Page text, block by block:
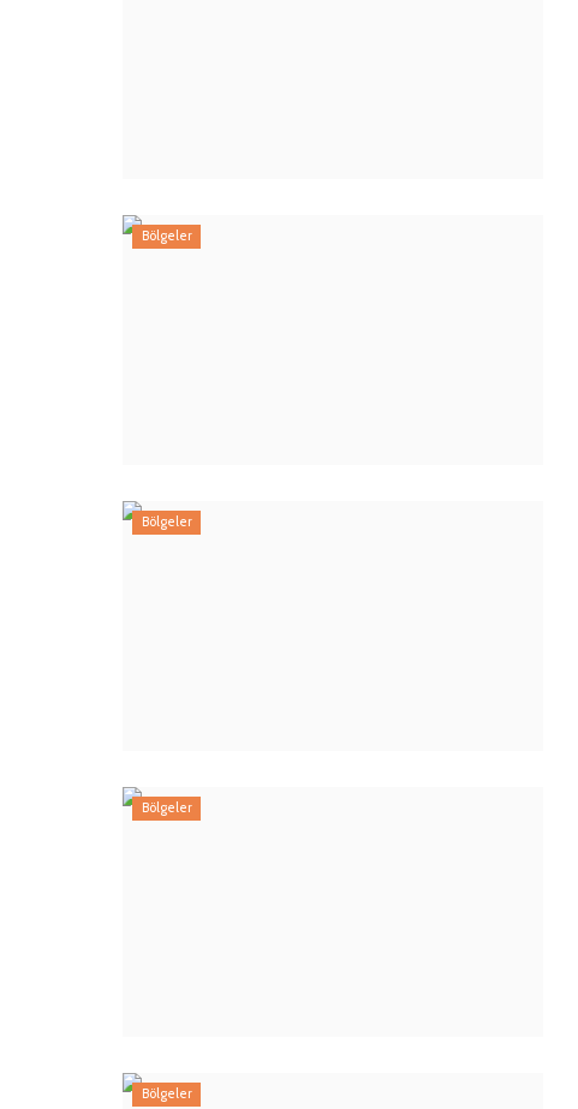
Bölgeler
Bölgeler
Bölgeler
Bölgeler